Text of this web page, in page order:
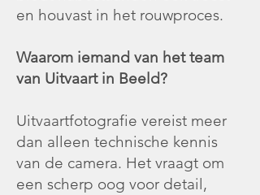
en houvast in het rouwproces.
Waarom iemand van het team
van Uitvaart in Beeld?
Uitvaartfotografie vereist meer
dan alleen technische kennis
van de camera. Het vraagt om
een scherp oog voor detail,